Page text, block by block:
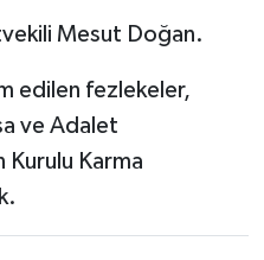
Mesut Doğan.
edilen fezlekeler,
ve Adalet
Kurulu Karma